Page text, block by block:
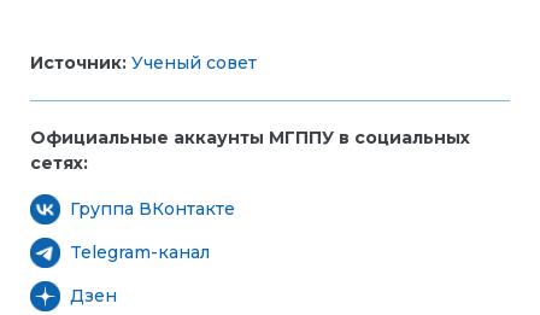
Источник: Ученый совет
Официальные аккаунты МГППУ в социальных
сетях:
Группа ВКонтакте
Telegram-канал
Дзен